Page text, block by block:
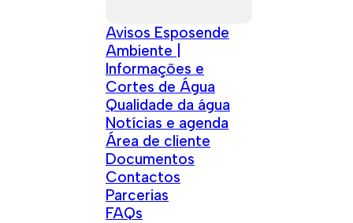
Avisos Esposende
Ambiente |
Informações e
Cortes de Água
Qualidade da água
Notícias e agenda
Área de cliente
Documentos
Contactos
Parcerias
FAQs